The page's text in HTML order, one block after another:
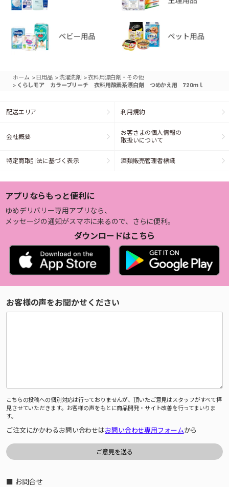
ホーム > 日用品 >洗濯洗剤 >衣料用漂白剤・その他
> くらしモア カラーブリーチ 衣料用酸素系漂白剤 つめかえ用 720ｍｌ
配送エリア 利用規約
会社概要
お客さまの個人情報の
取扱いについて
特定商取引法に基づく表示 酒類販売管理者標識
アプリならもっと便利に
ゆめデリバリー専用アプリなら、
メッセージの通知がスマホに来るので、さらに便利。
ダウンロードはこちら
お客様の声をお聞かせください
こちらの投稿への個別対応は行っておりませんが、頂いたご意見はスタッフがすべて拝
見させていただきます。お客様の声をもとに商品開発・サイト改善を行ってまいりま
す。
ご注文にかかわるお問い合わせはお問い合わせ専用フォームから
■ お問合せ